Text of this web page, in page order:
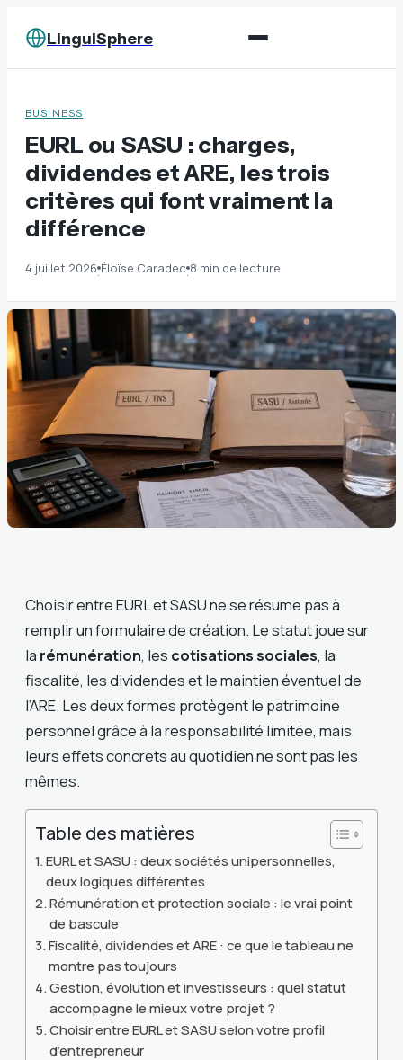
LinguiSphere
BUSINESS
EURL ou SASU : charges,
dividendes et ARE, les trois
critères qui font vraiment la
différence
4 juillet 2026·Éloïse Caradec·8 min de lecture
Choisir entre EURL et SASU ne se résume pas à
remplir un formulaire de création. Le statut joue sur
la rémunération, les cotisations sociales, la
fiscalité, les dividendes et le maintien éventuel de
l’ARE. Les deux formes protègent le patrimoine
personnel grâce à la responsabilité limitée, mais
leurs effets concrets au quotidien ne sont pas les
mêmes.
Table des matières
EURL et SASU : deux sociétés unipersonnelles,
deux logiques différentes
Rémunération et protection sociale : le vrai point
de bascule
Fiscalité, dividendes et ARE : ce que le tableau ne
montre pas toujours
Gestion, évolution et investisseurs : quel statut
accompagne le mieux votre projet ?
Choisir entre EURL et SASU selon votre profil
d’entrepreneur